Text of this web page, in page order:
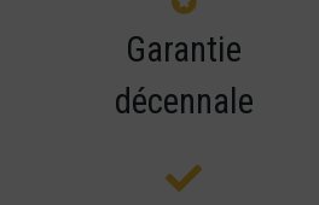
Garantie
décennale